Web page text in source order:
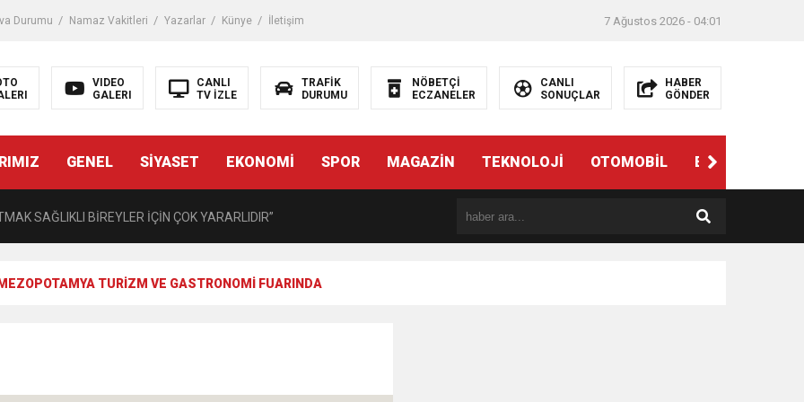
Durumu Namaz Vakitleri Yazarlar Künye İletişim 7 Ağustos 2026 - 04:01
VIDEO
GALERI
CANLI
TV İZLE
TRAFİK
DURUMU
NÖBETÇİ
ECZANELER
CANLI
SONUÇLAR
HABER
GÖNDER
GENEL SİYASET EKONOMİ SPOR MAGAZİN TEKNOLOJİ OTOMOBİL EĞİTİM
LİSELİLERE BİLGİLENDİRME
SAĞLIKLI BİREYLER İÇİN ÇOK YARARLIDIR”
TURİZM VE GASTRONOMİ FUARINDA